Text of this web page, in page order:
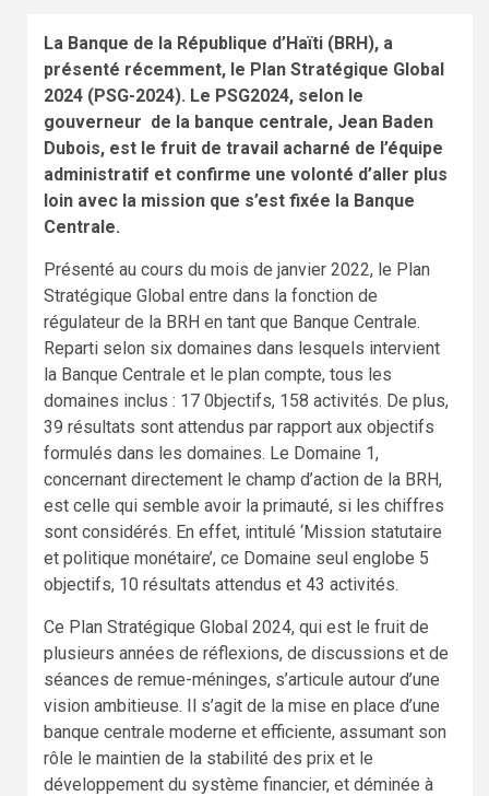
La Banque de la République d’Haïti (BRH), a
présenté récemment, le Plan Stratégique Global
2024 (PSG-2024). Le PSG2024, selon le
gouverneur de la banque centrale, Jean Baden
Dubois, est le fruit de travail acharné de l’équipe
administratif et confirme une volonté d’aller plus
loin avec la mission que s’est fixée la Banque
Centrale.
Présenté au cours du mois de janvier 2022, le Plan
Stratégique Global entre dans la fonction de
régulateur de la BRH en tant que Banque Centrale.
Reparti selon six domaines dans lesquels intervient
la Banque Centrale et le plan compte, tous les
domaines inclus : 17 0bjectifs, 158 activités. De plus,
39 résultats sont attendus par rapport aux objectifs
formulés dans les domaines. Le Domaine 1,
concernant directement le champ d’action de la BRH,
est celle qui semble avoir la primauté, si les chiffres
sont considérés. En effet, intitulé ‘Mission statutaire
et politique monétaire’, ce Domaine seul englobe 5
objectifs, 10 résultats attendus et 43 activités.
Ce Plan Stratégique Global 2024, qui est le fruit de
plusieurs années de réflexions, de discussions et de
séances de remue-méninges, s’articule autour d’une
vision ambitieuse. Il s’agit de la mise en place d’une
banque centrale moderne et efficiente, assumant son
rôle le maintien de la stabilité des prix et le
développement du système financier, et déminée à